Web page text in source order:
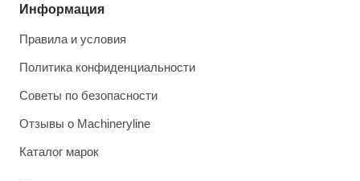
Информация
Правила и условия
Политика конфиденциальности
Советы по безопасности
Отзывы о Machineryline
Каталог марок